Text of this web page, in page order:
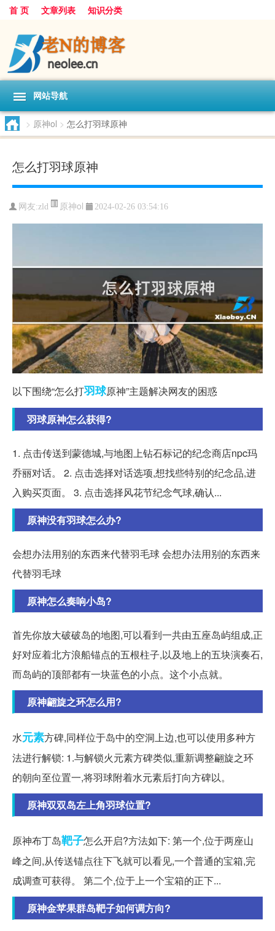
首 页 文章列表 知识分类
网站导航
> 原神ol > 怎么打羽球原神
怎么打羽球原神
网友:zld 原神ol 2024-02-26 03:54:16
以下围绕“怎么打羽球原神”主题解决网友的困惑
羽球原神怎么获得?
1. 点击传送到蒙德城,与地图上钻石标记的纪念商店npc玛
乔丽对话。 2. 点击选择对话选项,想找些特别的纪念品,进
入购买页面。 3. 点击选择风花节纪念气球,确认...
原神没有羽球怎么办?
会想办法用别的东西来代替羽毛球 会想办法用别的东西来
代替羽毛球
原神怎么奏响小岛?
首先你放大破破岛的地图,可以看到一共由五座岛屿组成,正
好对应着北方浪船锚点的五根柱子,以及地上的五块演奏石,
而岛屿的顶部都有一块蓝色的小点。这个小点就。
原神翩旋之环怎么用?
水元素方碑,同样位于岛中的空洞上边,也可以使用多种方
法进行解锁: 1.与解锁火元素方碑类似,重新调整翩旋之环
的朝向至位置一,将羽球附着水元素后打向方碑以。
原神双双岛左上角羽球位置?
原神布丁岛靶子怎么开启?方法如下: 第一个,位于两座山
峰之间,从传送锚点往下飞就可以看见,一个普通的宝箱,完
成调查可获得。 第二个,位于上一个宝箱的正下...
原神金苹果群岛靶子如何调方向?